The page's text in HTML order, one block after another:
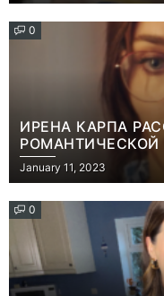
0
ИРЕНА КАРПА
РОЛИ МАТЕРИ-
January 11, 2023
0